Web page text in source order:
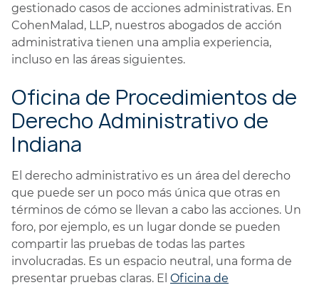
gestionado casos de acciones administrativas. En
CohenMalad, LLP, nuestros abogados de acción
administrativa tienen una amplia experiencia,
incluso en las áreas siguientes.
Oficina de Procedimientos de
Derecho Administrativo de
Indiana
El derecho administrativo es un área del derecho
que puede ser un poco más única que otras en
términos de cómo se llevan a cabo las acciones. Un
foro, por ejemplo, es un lugar donde se pueden
compartir las pruebas de todas las partes
involucradas. Es un espacio neutral, una forma de
presentar pruebas claras. El Oficina de